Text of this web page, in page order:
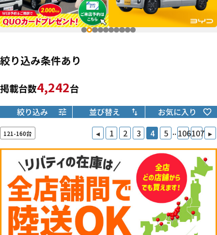
絞り込み条件あり
掲載台数4,242台
絞り込み 並び替え お気に入り
121-160台 ◂ 1 2 3 4 5 .. 106107 ▸